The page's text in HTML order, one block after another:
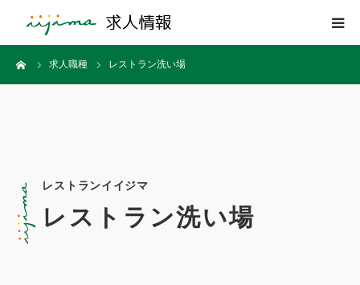
求人職種 レストラン洗い場
レストランイイジマ
レストラン洗い場
トップページ